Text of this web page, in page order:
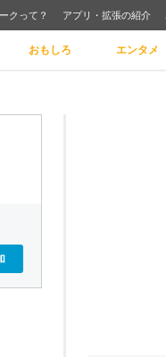
クって？ アプリ・拡張の紹介
おもしろ エンタメ